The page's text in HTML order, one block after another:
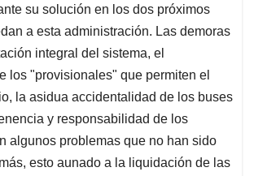
su solución en los dos próximos
a esta administración. Las demoras
integral del sistema, el
los "provisionales" que permiten el
la asidua accidentalidad de los buses
y responsabilidad de los
algunos problemas que no han sido
esto aunado a la liquidación de las